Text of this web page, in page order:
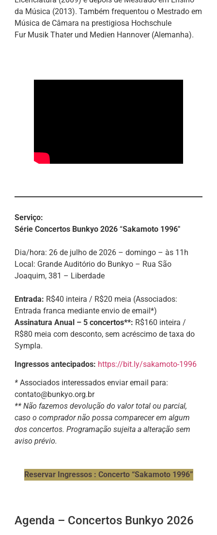
da Música (2013). Também frequentou o Mestrado em
Música de Câmara na prestigiosa Hochschule
Fur Musik Thater und Medien Hannover (Alemanha).
Serviço:
Série Concertos Bunkyo 2026 “Sakamoto 1996″
Dia/hora: 26 de julho de 2026 – domingo – às 11h
Local: Grande Auditório do Bunkyo – Rua São
Joaquim, 381 – Liberdade
Entrada: R$40 inteira / R$20 meia (Associados:
Entrada franca mediante envio de email*)
Assinatura Anual – 5 concertos**: R$160 inteira /
R$80 meia com desconto, sem acréscimo de taxa do
Sympla.
Ingressos antecipados: https://bit.ly/sakamoto-1996
* Associados interessados enviar email para:
contato@bunkyo.org.br
** Não fazemos devolução do valor total ou parcial,
caso o comprador não possa comparecer em algum
dos concertos. Programação sujeita a alteração sem
aviso prévio.
Reservar Ingressos : Concerto “Sakamoto 1996”
Agenda – Concertos Bunkyo 2026